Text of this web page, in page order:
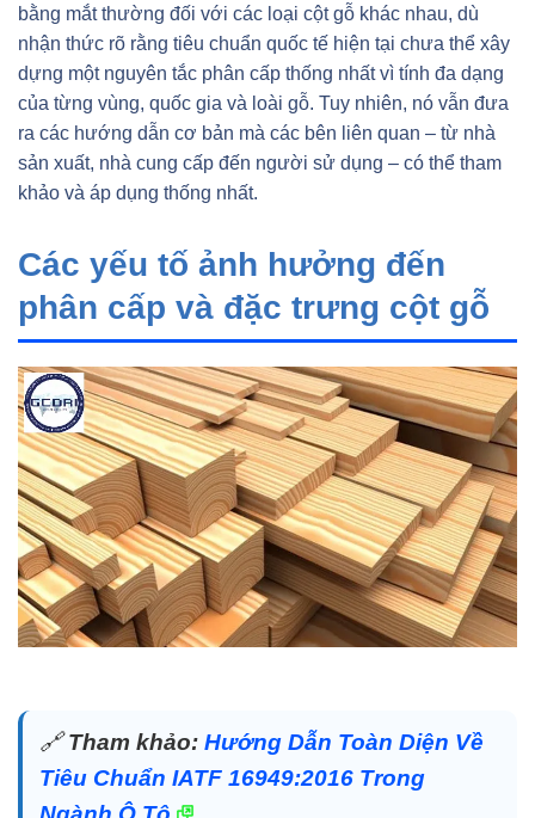
bằng mắt thường đối với các loại cột gỗ khác nhau, dù
nhận thức rõ rằng tiêu chuẩn quốc tế hiện tại chưa thể xây
dựng một nguyên tắc phân cấp thống nhất vì tính đa dạng
của từng vùng, quốc gia và loài gỗ. Tuy nhiên, nó vẫn đưa
ra các hướng dẫn cơ bản mà các bên liên quan – từ nhà
sản xuất, nhà cung cấp đến người sử dụng – có thể tham
khảo và áp dụng thống nhất.
Các yếu tố ảnh hưởng đến
phân cấp và đặc trưng cột gỗ
🔗Tham khảo: Hướng Dẫn Toàn Diện Về
Tiêu Chuẩn IATF 16949:2016 Trong